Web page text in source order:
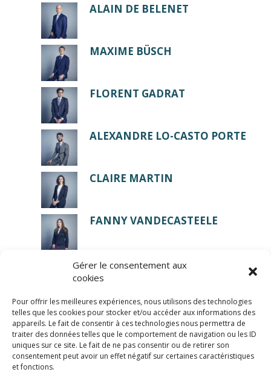
Gérer le consentement aux
cookies
Pour offrir les meilleures expériences, nous utilisons des technologies
telles que les cookies pour stocker et/ou accéder aux informations des
appareils. Le fait de consentir à ces technologies nous permettra de
traiter des données telles que le comportement de navigation ou les ID
uniques sur ce site. Le fait de ne pas consentir ou de retirer son
consentement peut avoir un effet négatif sur certaines caractéristiques
et fonctions.
ALAIN DE BELENET
MAXIME BÜSCH
FLORENT GADRAT
ALEXANDRE LO-CASTO PORTE
CLAIRE MARTIN
FANNY VANDECASTEELE
© LexCase 2026